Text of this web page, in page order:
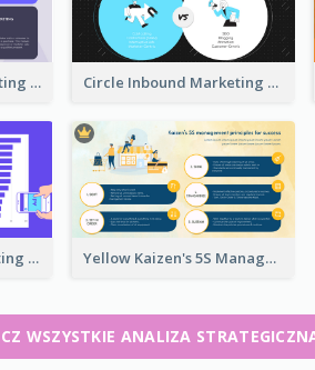
Purple Inbound Marketing vs Outbound Marketing Strategic Analysis Circle Inbound Marketing vs Outbound Marketing Strategic Analysis
Digital Content Marketing Strategic Analysis Yellow Kaizen's 5S Management Principles For Success Strategic Analysis
WSZYSTKIE ANALIZA